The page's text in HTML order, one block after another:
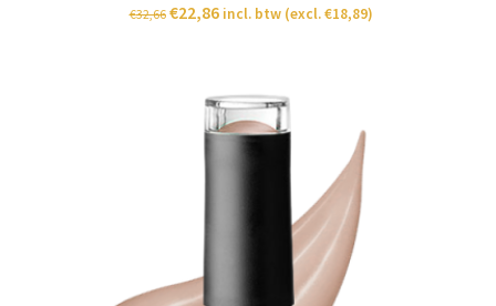
€32,66 €22,86 incl. btw (excl.€18,89)